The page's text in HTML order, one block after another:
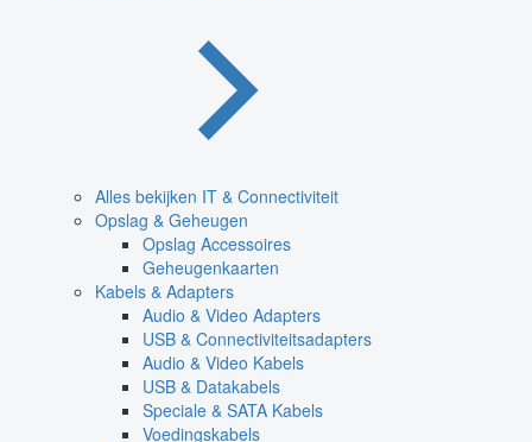
Alles bekijken IT & Connectiviteit
Opslag & Geheugen
Opslag Accessoires
Geheugenkaarten
Kabels & Adapters
Audio & Video Adapters
USB & Connectiviteitsadapters
Audio & Video Kabels
USB & Datakabels
Speciale & SATA Kabels
Voedingskabels